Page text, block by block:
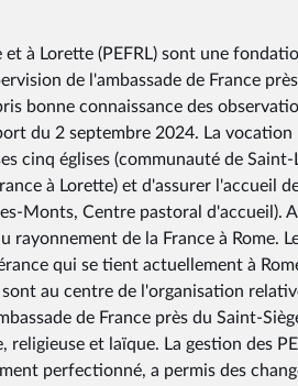
et à Lorette (PEFRL) sont une
de l'ambassade de France
bonne connaissance des
du 2 septembre 2024. La
cinq églises (communauté de
à Lorette) et d'assurer l'accueil
Monts, Centre pastoral d'accueil).
rayonnement de la France à Rome.
qui se tient actuellement à
au centre de l'organisation
de France près du Saint-
et laïque. La gestion des
perfectionné, a permis des